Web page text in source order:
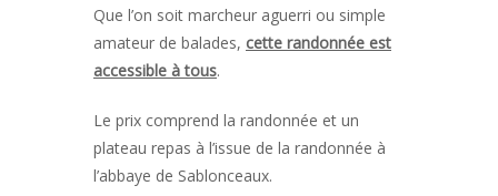
Que l’on soit marcheur aguerri ou simple
amateur de balades, cette randonnée est
accessible à tous.
Le prix comprend la randonnée et un
plateau repas à l’issue de la randonnée à
l’abbaye de Sablonceaux.